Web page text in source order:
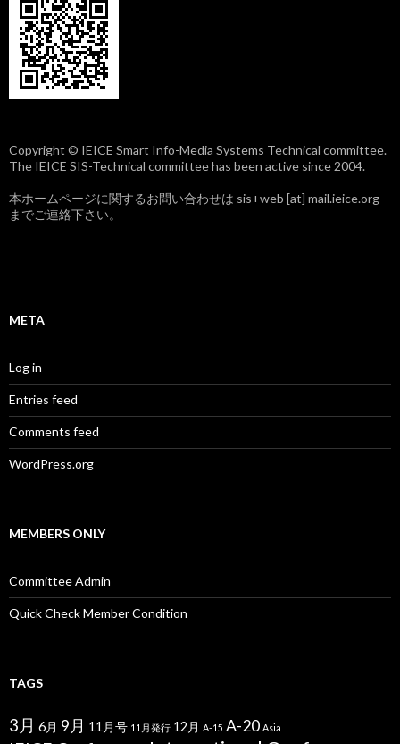
Copyright © IEICE Smart Info-Media Systems Technical committee.
The IEICE SIS-Technical committee has been active since 2004.
本ホームページに関するお問い合わせは sis+web [at] mail.ieice.org
までご連絡下さい。
META
Log in
Entries feed
Comments feed
WordPress.org
MEMBERS ONLY
Committee Admin
Quick Check Member Condition
TAGS
3月 6月 9月 11月号 11月発行 12月 A-15 A-20 Asia